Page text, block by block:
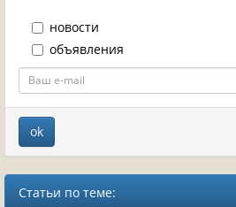
новости
объявления
Статьи по теме: